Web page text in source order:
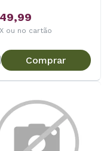
ou no cartão
Comprar